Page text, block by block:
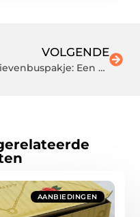
VOLGENDE
Brievenbuspakje: Een Uitgebreide Gids voor Efficiënt Verzenden en Ontvangen
AANBIEDINGEN